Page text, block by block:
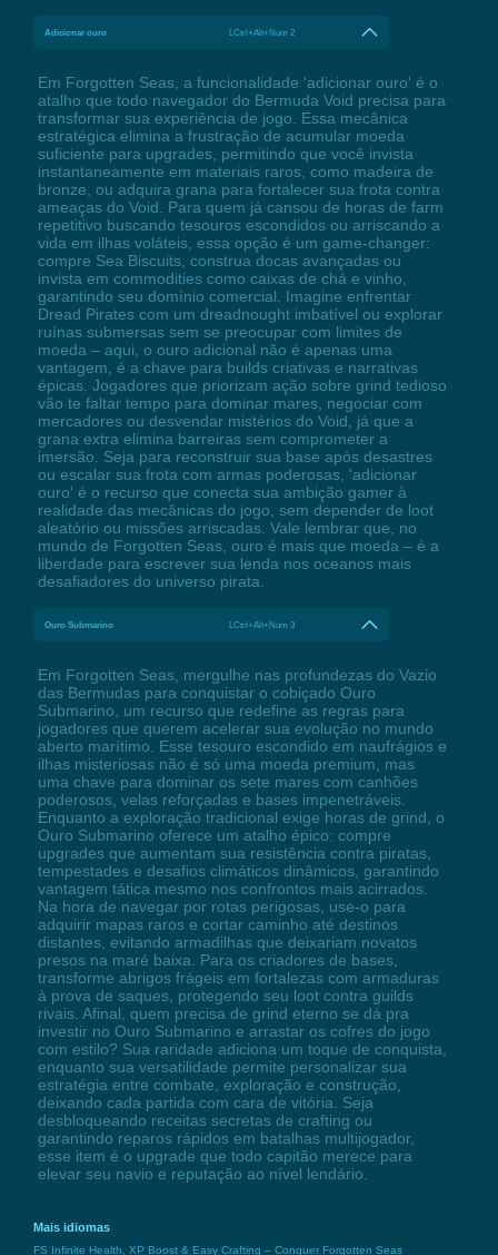
Adicionar ouro LCtrl+Alt+Num 2
Em Forgotten Seas, a funcionalidade 'adicionar ouro' é o
atalho que todo navegador do Bermuda Void precisa para
transformar sua experiência de jogo. Essa mecânica
estratégica elimina a frustração de acumular moeda
suficiente para upgrades, permitindo que você invista
instantaneamente em materiais raros, como madeira de
bronze, ou adquira grana para fortalecer sua frota contra
ameaças do Void. Para quem já cansou de horas de farm
repetitivo buscando tesouros escondidos ou arriscando a
vida em ilhas voláteis, essa opção é um game-changer:
compre Sea Biscuits, construa docas avançadas ou
invista em commodities como caixas de chá e vinho,
garantindo seu domínio comercial. Imagine enfrentar
Dread Pirates com um dreadnought imbatível ou explorar
ruínas submersas sem se preocupar com limites de
moeda – aqui, o ouro adicional não é apenas uma
vantagem, é a chave para builds criativas e narrativas
épicas. Jogadores que priorizam ação sobre grind tedioso
vão te faltar tempo para dominar mares, negociar com
mercadores ou desvendar mistérios do Void, já que a
grana extra elimina barreiras sem comprometer a
imersão. Seja para reconstruir sua base após desastres
ou escalar sua frota com armas poderosas, 'adicionar
ouro' é o recurso que conecta sua ambição gamer à
realidade das mecânicas do jogo, sem depender de loot
aleatório ou missões arriscadas. Vale lembrar que, no
mundo de Forgotten Seas, ouro é mais que moeda – é a
liberdade para escrever sua lenda nos oceanos mais
desafiadores do universo pirata.
Ouro Submarino LCtrl+Alt+Num 3
Em Forgotten Seas, mergulhe nas profundezas do Vazio
das Bermudas para conquistar o cobiçado Ouro
Submarino, um recurso que redefine as regras para
jogadores que querem acelerar sua evolução no mundo
aberto marítimo. Esse tesouro escondido em naufrágios e
ilhas misteriosas não é só uma moeda premium, mas
uma chave para dominar os sete mares com canhões
poderosos, velas reforçadas e bases impenetráveis.
Enquanto a exploração tradicional exige horas de grind, o
Ouro Submarino oferece um atalho épico: compre
upgrades que aumentam sua resistência contra piratas,
tempestades e desafios climáticos dinâmicos, garantindo
vantagem tática mesmo nos confrontos mais acirrados.
Na hora de navegar por rotas perigosas, use-o para
adquirir mapas raros e cortar caminho até destinos
distantes, evitando armadilhas que deixariam novatos
presos na maré baixa. Para os criadores de bases,
transforme abrigos frágeis em fortalezas com armaduras
à prova de saques, protegendo seu loot contra guilds
rivais. Afinal, quem precisa de grind eterno se dá pra
investir no Ouro Submarino e arrastar os cofres do jogo
com estilo? Sua raridade adiciona um toque de conquista,
enquanto sua versatilidade permite personalizar sua
estratégia entre combate, exploração e construção,
deixando cada partida com cara de vitória. Seja
desbloqueando receitas secretas de crafting ou
garantindo reparos rápidos em batalhas multijogador,
esse item é o upgrade que todo capitão merece para
elevar seu navio e reputação ao nível lendário.
Mais idiomas
FS Infinite Health, XP Boost & Easy Crafting – Conquer Forgotten Seas